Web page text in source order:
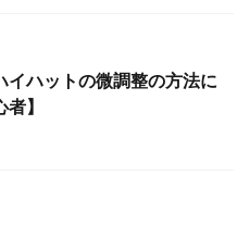
イハットの微調整の方法に
】